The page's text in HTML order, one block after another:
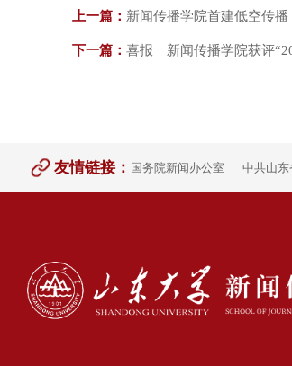
上一篇： 新闻传播学院首建低空传
下一篇：喜报｜新闻传播学院获评
友情链接： 国务院新闻办公室 中共山